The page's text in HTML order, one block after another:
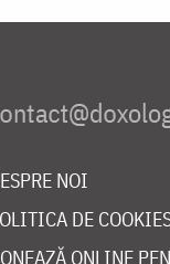
NOI
DE
ONLINE